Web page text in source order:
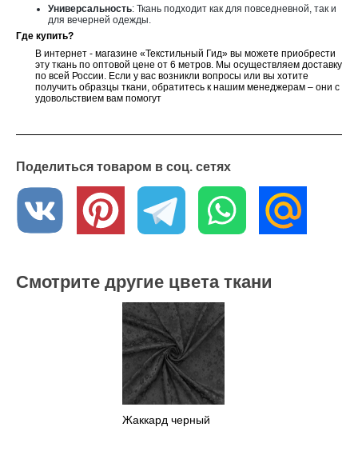
Универсальность: Ткань подходит как для повседневной, так и
для вечерней одежды.
Где купить?
В интернет - магазине «Текстильный Гид» вы можете приобрести
эту ткань по оптовой цене от 6 метров. Мы осуществляем доставку
по всей России. Если у вас возникли вопросы или вы хотите
получить образцы ткани, обратитесь к нашим менеджерам – они с
удовольствием вам помогут
Поделиться товаром в соц. сетях
Смотрите другие цвета ткани
Жаккард черный